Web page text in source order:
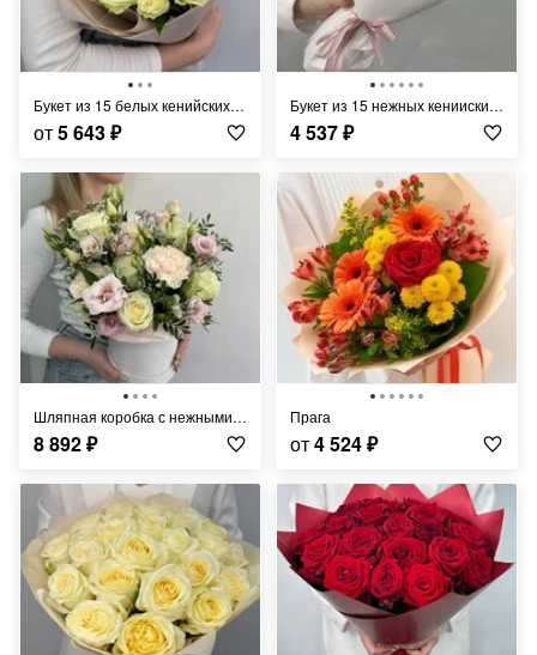
Букет из 15 белых кенийских роз
от5 643₽
Букет из 15 нежных кенииских роз 35 см
4 537₽
Шляпная коробка с нежными цветами
8 892₽
Прага
от4 524₽